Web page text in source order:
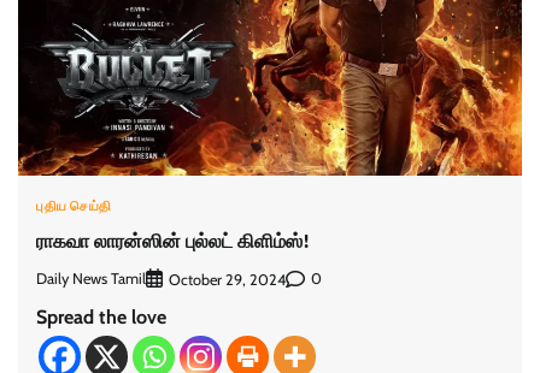
புதிய செய்தி
ராகவா லாரன்ஸின் புல்லட் கிளிம்ஸ்!
Daily News Tamil October 29, 2024 0
Spread the love